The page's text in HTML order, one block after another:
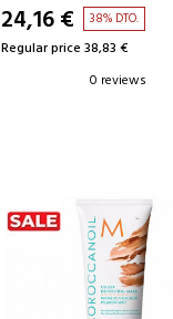
24,16 € 38% DTO.
Regular price 38,83 €
0 reviews